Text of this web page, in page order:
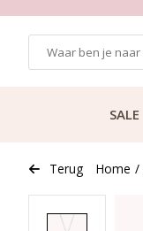
SALE
Terug Home /